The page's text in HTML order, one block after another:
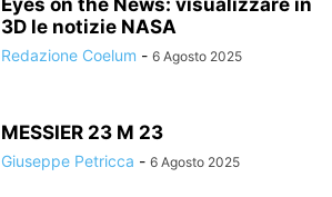
Eyes on the News: visualizzare in
3D le notizie NASA
Redazione Coelum - 6 Agosto 2025
MESSIER 23 M 23
Giuseppe Petricca - 6 Agosto 2025